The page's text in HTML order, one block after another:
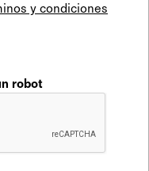
y condiciones
robot